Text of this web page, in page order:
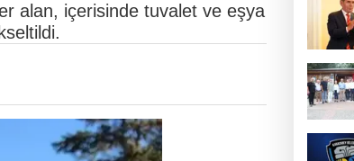
alan, içerisinde tuvalet ve eşya